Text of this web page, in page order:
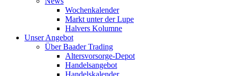
Wochenkalender
Markt unter der Lupe
Halvers Kolumne
Unser Angebot
Über Baader Trading
Altersvorsorge-Depot
Handelsangebot
Handelskalender